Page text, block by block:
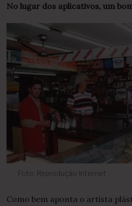
No lugar dos aplicativos, um
Foto: Reprodução Internet
Como bem aponta o artista